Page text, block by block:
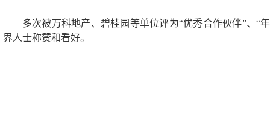
多次被万科地产、碧桂园等单位评为“优秀合作伙伴”、“
界人士称赞和看好。